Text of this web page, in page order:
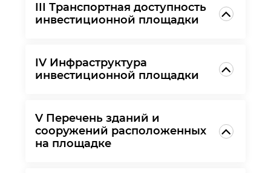
III Транспортная доступность
инвестиционной площадки
IV Инфраструктура
инвестиционной площадки
V Перечень зданий и
сооружений расположенных
на площадке